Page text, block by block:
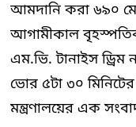
আমদানি করা ৬৯০
আগামীকাল
এম.ভি. টানাইস ড্রিম
ভোর ৫টা ৩০
মন্ত্রণালয়ের এক